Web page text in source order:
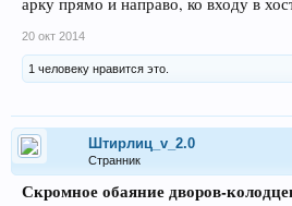
20 окт 2014
1 человеку нравится это.
Штирлиц_v_2.0
Странник
Скромное обаяние дворов-